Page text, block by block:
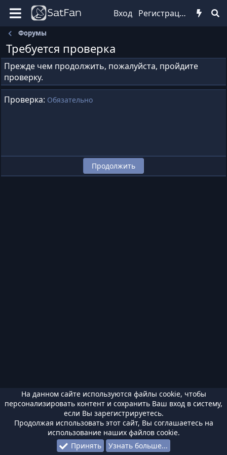
Вход Регистрация
Форумы
Требуется проверка
Прежде чем продолжить, пожалуйста, пройдите
проверку.
Проверка Обязательно
Продолжить
На данном сайте используются файлы cookie, чтобы
персонализировать контент и сохранить Ваш вход в систему,
если Вы зарегистрируетесь.
Продолжая использовать этот сайт, Вы соглашаетесь на
использование наших файлов cookie.
Принять
Узнать больше...